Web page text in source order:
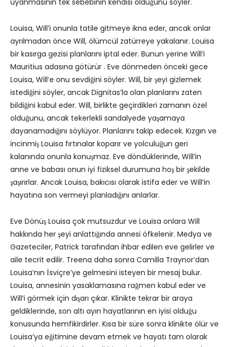
uyanmasının tek sebebinin kendisi olduğunu söyler.
Louisa, Will’i onunla tatile gitmeye ikna eder, ancak onlar
ayrılmadan önce Will, ölümcül zatürreye yakalanır. Louisa
bir kasırga gezisi planlarını iptal eder. Bunun yerine Will’i
Mauritius adasına götürür . Eve dönmeden önceki gece
Louisa, Will’e onu sevdiğini söyler. Will, bir şeyi gizlemek
istediğini söyler, ancak Dignitas’la olan planlarını zaten
bildiğini kabul eder. Will, birlikte geçirdikleri zamanın özel
olduğunu, ancak tekerlekli sandalyede yaşamaya
dayanamadığını söylüyor. Planlarını takip edecek. Kızgın ve
incinmiş Louisa fırtınalar koparır ve yolculuğun geri
kalanında onunla konuşmaz. Eve döndüklerinde, Will’in
anne ve babası onun iyi fiziksel durumuna hoş bir şekilde
şaşırırlar. Ancak Louisa, bakıcısı olarak istifa eder ve Will’in
hayatına son vermeyi planladığını anlarlar.
Eve Dönüş Louisa çok mutsuzdur ve Louisa onlara Will
hakkında her şeyi anlattığında annesi öfkelenir. Medya ve
Gazeteciler, Patrick tarafından ihbar edilen eve gelirler ve
aile tecrit edilir. Treena daha sonra Camilla Traynor’dan
Louisa’nın İsviçre’ye gelmesini isteyen bir mesaj bulur.
Louisa, annesinin yasaklamasına rağmen kabul eder ve
Will’i görmek için dışarı çıkar. Klinikte tekrar bir araya
geldiklerinde, son altı ayın hayatlarının en iyisi olduğu
konusunda hemfikirdirler. Kısa bir süre sonra klinikte ölür ve
Louisa’ya eğitimine devam etmek ve hayatı tam olarak